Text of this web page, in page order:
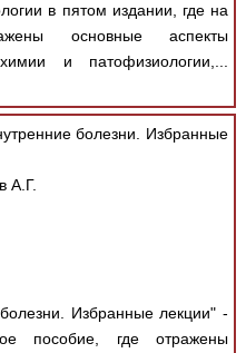
в пятом издании, где на
основные аспекты
и патофизиологии,...
болезни. Избранные
А.Г.
Избранные лекции" -
пособие, где отражены